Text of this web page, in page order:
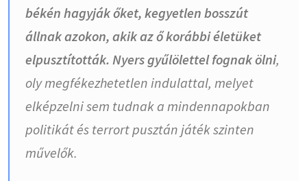
békén hagyják őket, kegyetlen bosszút
állnak azokon, akik az ő korábbi életüket
elpusztították. Nyers gyűlölettel fognak ölni,
oly megfékezhetetlen indulattal, melyet
elképzelni sem tudnak a mindennapokban
politikát és terrort pusztán játék szinten
művelők.